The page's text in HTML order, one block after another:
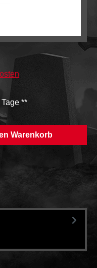
**
gewünschten
Warenkorb